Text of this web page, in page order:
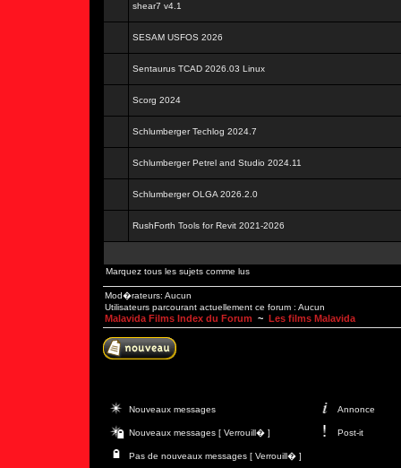
shear7 v4.1
SESAM USFOS 2026
Sentaurus TCAD 2026.03 Linux
Scorg 2024
Schlumberger Techlog 2024.7
Schlumberger Petrel and Studio 2024.11
Schlumberger OLGA 2026.2.0
RushForth Tools for Revit 2021-2026
Marquez tous les sujets comme lus
Mod�rateurs: Aucun
Utilisateurs parcourant actuellement ce forum : Aucun
Malavida Films Index du Forum ~ Les films Malavida
Nouveaux messages Annonce
Nouveaux messages [ Verrouill� ] Post-it
Pas de nouveaux messages [ Verrouill� ]